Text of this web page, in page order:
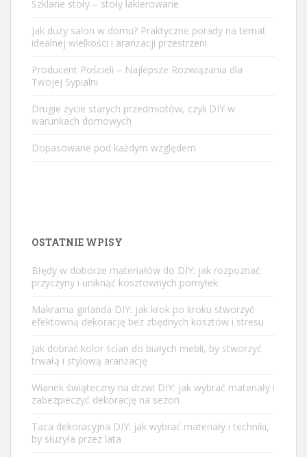
Szklane stoły – stoły lakierowane
Jak duży salon w domu? Praktyczne porady na temat
idealnej wielkości i aranżacji przestrzeni
Producent Pościeli – Najlepsze Rozwiązania dla
Twojej Sypialni
Drugie życie starych przedmiotów, czyli DIY w
warunkach domowych
Dopasowane pod każdym względem
OSTATNIE WPISY
Błędy w doborze materiałów do DIY: jak rozpoznać
przyczyny i uniknąć kosztownych pomyłek
Makrama girlanda DIY: jak krok po kroku stworzyć
efektowną dekorację bez zbędnych kosztów i stresu
Jak dobrać kolor ścian do białych mebli, by stworzyć
trwałą i stylową aranżację
Wianek świąteczny na drzwi DIY: jak wybrać materiały i
zabezpieczyć dekorację na sezon
Taca dekoracyjna DIY: jak wybrać materiały i techniki,
by służyła przez lata